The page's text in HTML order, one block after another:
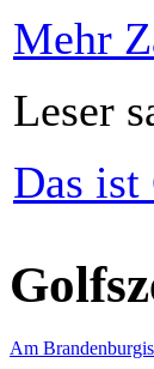
Mehr
Leser
Das ist
Am